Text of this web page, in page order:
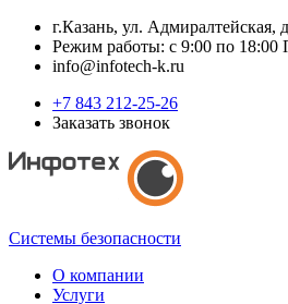
г.Казань, ул. Адмиралтейская,
Режим работы: с 9:00 по
info@infotech-k.ru
+7 843 212-25-26
Заказать звонок
Системы безопасности
О компании
Услуги